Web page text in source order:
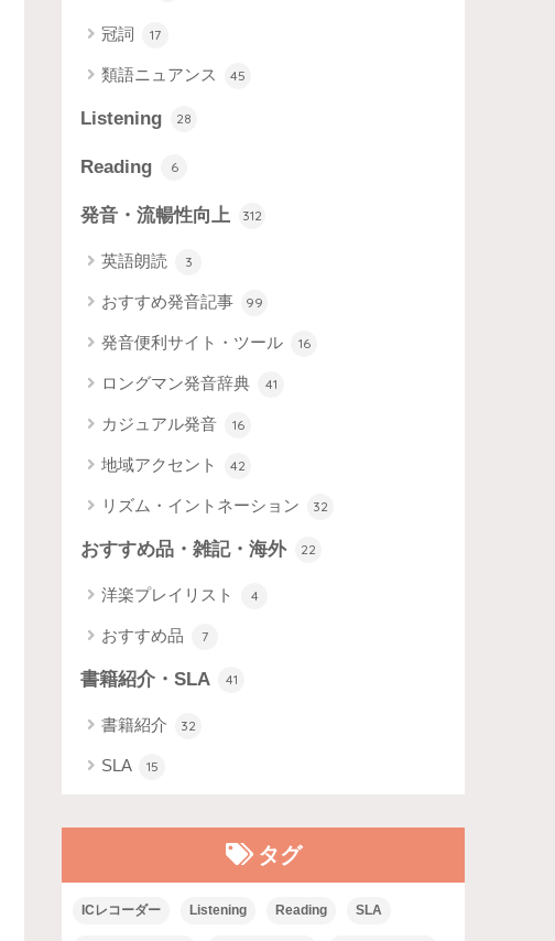
冠詞 17
類語ニュアンス 45
Listening 28
Reading 6
発音・流暢性向上 312
英語朗読 3
おすすめ発音記事 99
発音便利サイト・ツール 16
ロングマン発音辞典 41
カジュアル発音 16
地域アクセント 42
リズム・イントネーション 32
おすすめ品・雑記・海外 22
洋楽プレイリスト 4
おすすめ品 7
書籍紹介・SLA 41
書籍紹介 32
SLA 15
タグ
ICレコーダー Listening Reading SLA